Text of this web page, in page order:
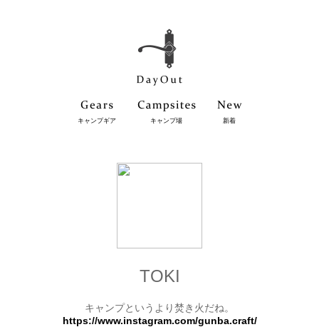
キャンプギア キャンプ場 新着
TOKI
キャンプというより焚き火だね。
https://www.instagram.com/gunba.craft/